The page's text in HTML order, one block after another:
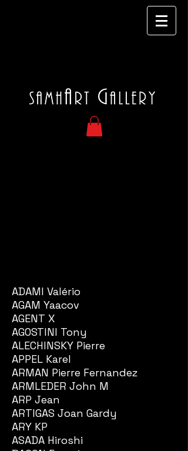
ADAMI Valério
AGAM Yaacov
AGENT X
AGOSTINI Tony
ALECHINSKY Pierre
APPEL Karel
ARMAN Pierre Fernandez
ARMLEDER John M
ARP Jean
ARTIGAS Joan Gardy
ARY KP
ASADA Hiroshi